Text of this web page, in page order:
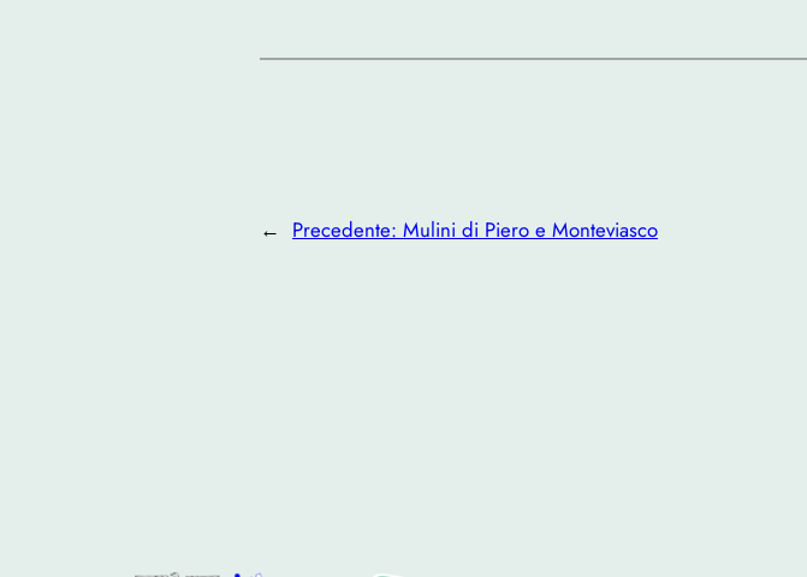
← Precedente: Mulini di Piero e Monteviasco